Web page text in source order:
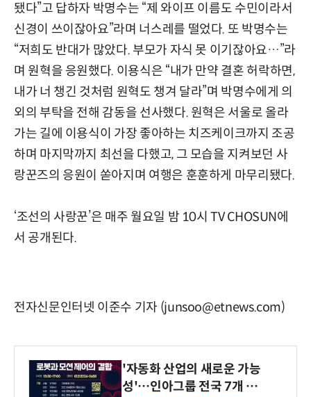
됐다”고 답하자 박명수는 “제 와이프 이름도 수민이라서
신경이 쓰이잖아요”라며 너스레를 떨었다. 또 박명수는
“저희도 반대가 많았다. 부모가 자식 못 이기잖아요…”라
며 원혁을 응원했다. 이용식은 “내가 만약 결혼 허락하면,
내가 너 챙긴 것처럼 원혁도 챙겨 달라”며 박명수에게 의
외의 부탁을 전해 감동을 선사했다. 원혁은 서울로 올라
가는 길에 이용식이 가장 좋아하는 치즈케이크까지 조공
하며 마지막까지 최선을 다했고, 그 모습을 지켜보던 사
랑꾼즈의 응원이 쏟아지며 여행은 훈훈하게 마무리됐다.
‘조선의 사랑꾼’은 매주 월요일 밤 10시 TV CHOSUN에
서 공개된다.
전자신문인터넷 이준수 기자 (junsoo@etnews.com)
'자동화 산업의 새로운 가능
성'…인아그룹 전국 7개 도